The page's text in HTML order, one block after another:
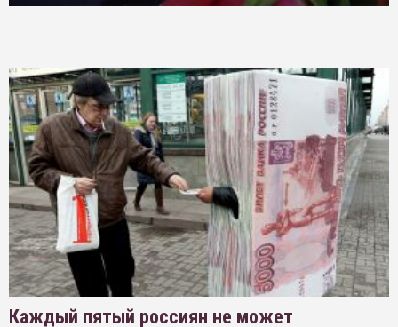
Каждый пятый россиян не может